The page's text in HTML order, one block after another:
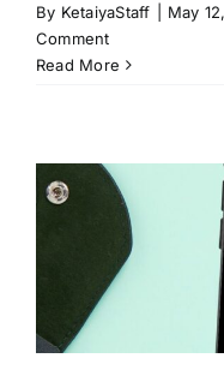
By KetaiyaStaff May
Comment
Read More